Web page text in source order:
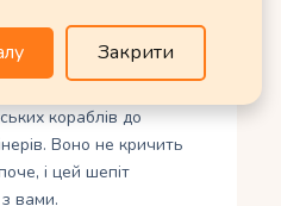
став не просто
моментом тиші серед
кораблів до
Воно не кричить
і цей шепіт
вами.
Закрити